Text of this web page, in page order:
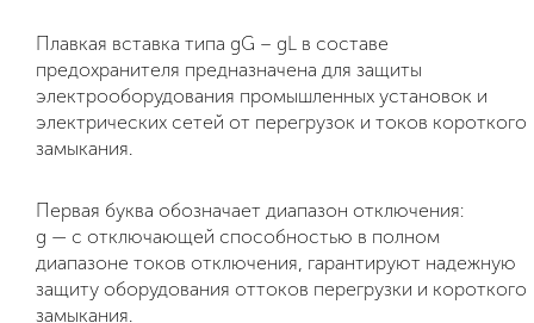
Плавкая вставка типа gG – gL в составе
предохранителя предназначена для защиты
электрооборудования промышленных установок и
электрических сетей от перегрузок и токов короткого
замыкания.
Первая буква обозначает диапазон отключения:
g — с отключающей способностью в полном
диапазоне токов отключения, гарантируют надежную
защиту оборудования оттоков перегрузки и короткого
замыкания.